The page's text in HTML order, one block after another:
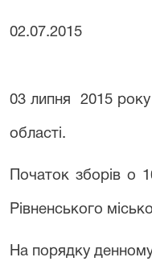
02.07.2015
03 липня 2015 року
області.
Початок зборів о
Рівненського
На порядку денному